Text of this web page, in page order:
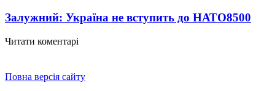
Залужний: Україна не вступить до НАТО8500
Читати коментарі
Повна версія сайту